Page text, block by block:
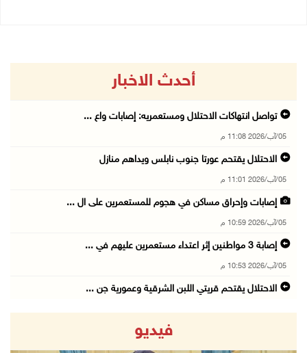
أحدث الاخبار
تواصل انتهاكات الاحتلال ومستعمريه: إصابات واع ...
05/آب/2026 11:08 م
الاحتلال يقتحم عورتا جنوب نابلس ويداهم منازل
05/آب/2026 11:01 م
إصابات وإحراق مساكن في هجوم للمستعمرين على ال ...
05/آب/2026 10:59 م
إصابة 3 مواطنين إثر اعتداء مستعمرين عليهم في ...
05/آب/2026 10:53 م
الاحتلال يقتحم قريتي اللبن الشرقية وعمورية جن ...
الوزيرة شاهين تبحث مع نظيرها المصري مستجدات ا ...
فيديو